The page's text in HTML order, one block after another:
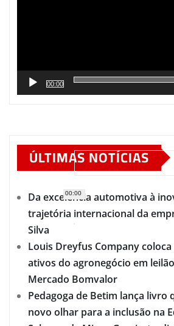
00:00
00:00
ÚLTIMAS NOTÍCIAS
Da excelência automotiva à
trajetória internacional da
Silva
Louis Dreyfus Company coloca
ativos do agronegócio em
Mercado Bomvalor
Pedagoga de Betim lança livro
novo olhar para a inclusão na